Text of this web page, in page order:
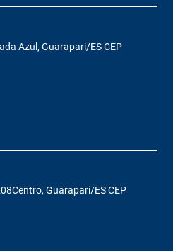
Azul, Guarapari/ES CEP
Guarapari/ES CEP